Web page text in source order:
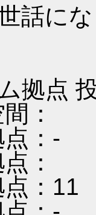
話に
拠点
：
：-
：
：11